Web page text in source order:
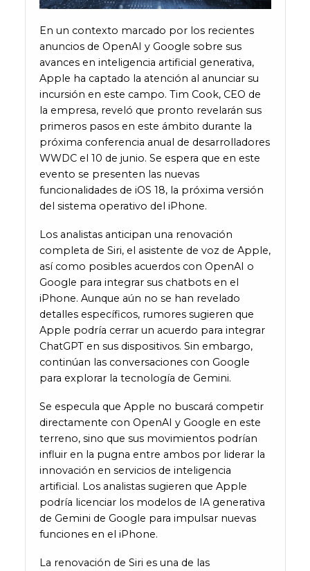
En un contexto marcado por los recientes
anuncios de OpenAI y Google sobre sus
avances en inteligencia artificial generativa,
Apple ha captado la atención al anunciar su
incursión en este campo. Tim Cook, CEO de
la empresa, reveló que pronto revelarán sus
primeros pasos en este ámbito durante la
próxima conferencia anual de desarrolladores
WWDC el 10 de junio. Se espera que en este
evento se presenten las nuevas
funcionalidades de iOS 18, la próxima versión
del sistema operativo del iPhone.
Los analistas anticipan una renovación
completa de Siri, el asistente de voz de Apple,
así como posibles acuerdos con OpenAI o
Google para integrar sus chatbots en el
iPhone. Aunque aún no se han revelado
detalles específicos, rumores sugieren que
Apple podría cerrar un acuerdo para integrar
ChatGPT en sus dispositivos. Sin embargo,
continúan las conversaciones con Google
para explorar la tecnología de Gemini.
Se especula que Apple no buscará competir
directamente con OpenAI y Google en este
terreno, sino que sus movimientos podrían
influir en la pugna entre ambos por liderar la
innovación en servicios de inteligencia
artificial. Los analistas sugieren que Apple
podría licenciar los modelos de IA generativa
de Gemini de Google para impulsar nuevas
funciones en el iPhone.
La renovación de Siri es una de las